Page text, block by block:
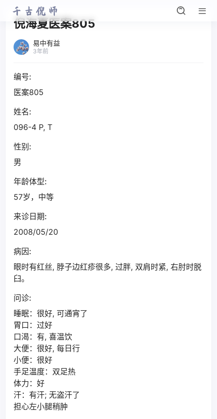
倪海夏医案805
易中有益
3年前
编号:
医案805
姓名:
096-4 P, T
性别:
男
年龄体型:
57岁，中等
来诊日期:
2008/05/20
病因:
眼时有红丝, 脖子边红疹很多, 过胖, 双肩时紧, 右肘时脱
臼。
问诊:
睡眠：很好, 可通宵了
胃口：过好
口渴：有, 喜温饮
大便：很好, 每日行
小便：很好
手足温度：双足热
体力：好
汗：有汗; 无盗汗了
担心左小腿稍肿